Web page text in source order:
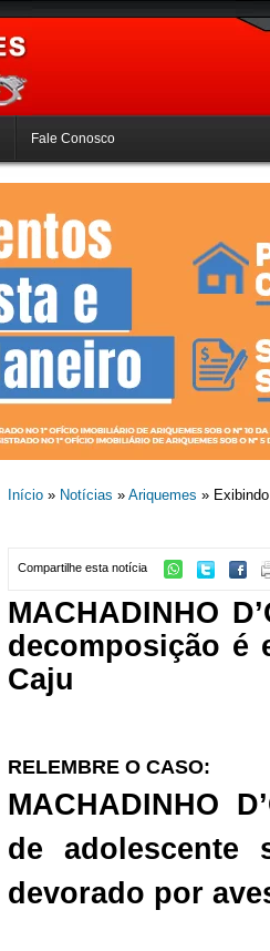
Fale Conosco
Início» Notícias » Ariquemes »
Compartilhe esta notícia
MACHADINHO
decomposição é
Caju
RELEMBRE O CASO:
MACHADINHO
de adolescente
devorado por